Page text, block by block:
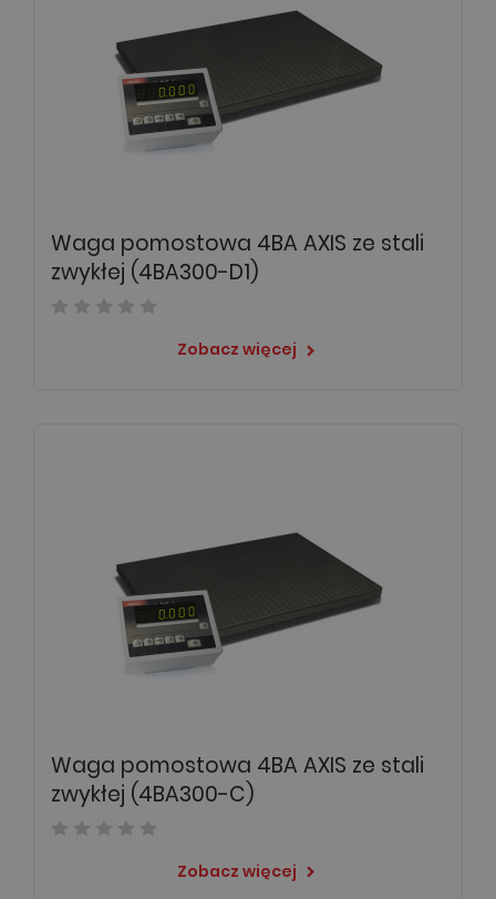
Waga pomostowa 4BA AXIS ze stali
zwykłej (4BA300-D1)
Zobacz więcej keyboard_arrow_right
Waga pomostowa 4BA AXIS ze stali
zwykłej (4BA300-C)
Zobacz więcej keyboard_arrow_right